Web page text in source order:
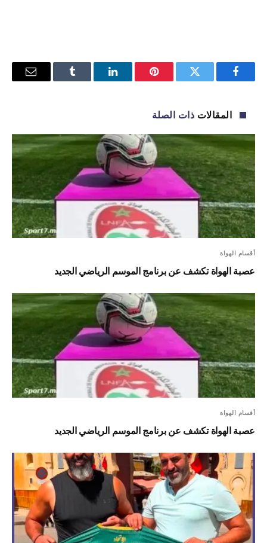
فيسبوك تويتر بينتيريستلينكدإن Tumblr
البريد
المقالات ذات الصلة
أقسام الهواة
عصبة الهواة تكشف عن برنامج الموسم الرياضي الجديد
أقسام الهواة
عصبة الهواة تكشف عن برنامج الموسم الرياضي الجديد